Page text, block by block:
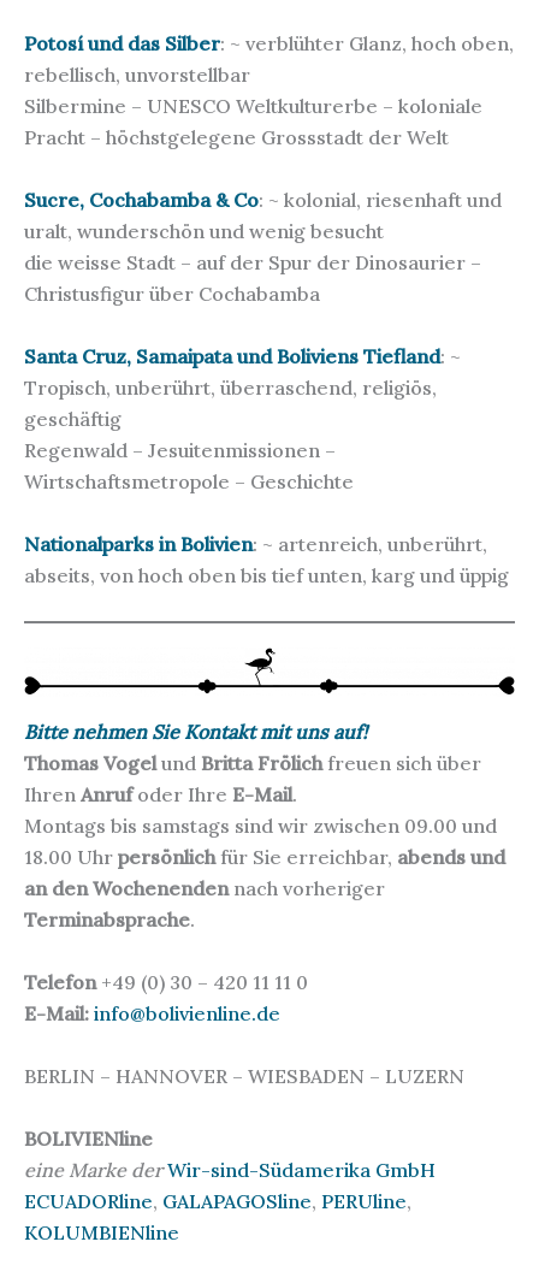
Potosí und das Silber: ~ verblühter Glanz, hoch oben,
rebellisch, unvorstellbar
Silbermine – UNESCO Weltkulturerbe – koloniale
Pracht – höchstgelegene Grossstadt der Welt
Sucre, Cochabamba & Co: ~ kolonial, riesenhaft und
uralt, wunderschön und wenig besucht
die weisse Stadt – auf der Spur der Dinosaurier –
Christusfigur über Cochabamba
Santa Cruz, Samaipata und Boliviens Tiefland: ~
Tropisch, unberührt, überraschend, religiös,
geschäftig
Regenwald – Jesuitenmissionen –
Wirtschaftsmetropole – Geschichte
Nationalparks in Bolivien: ~ artenreich, unberührt,
abseits, von hoch oben bis tief unten, karg und üppig
Bitte nehmen Sie Kontakt mit uns auf!
Thomas Vogelund Britta Frölichfreuen sich über
Ihren Anrufoder Ihre E-Mail.
Montags bis samstags sind wir zwischen 09.00 und
18.00 Uhr persönlichfür Sie erreichbar, abends und
an den Wochenendennach vorheriger
Terminabsprache.
Telefon+49 (0) 30 – 420 11 11 0
E-Mail: info@bolivienline.de
BERLIN – HANNOVER – WIESBADEN – LUZERN
BOLIVIENline
eine Marke der Wir-sind-Südamerika GmbH
ECUADORline, GALAPAGOSline, PERUline,
KOLUMBIENline